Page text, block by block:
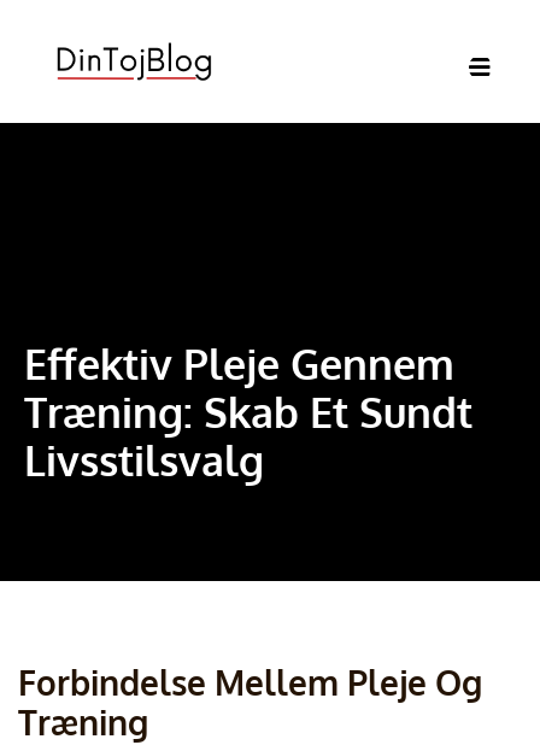
Effektiv Pleje Gennem
Træning: Skab Et Sundt
Livsstilsvalg
Forbindelse Mellem Pleje Og
Træning